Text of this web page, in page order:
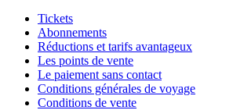
Tickets
Abonnements
Réductions et tarifs avantageux
Les points de vente
Le paiement sans contact
Conditions générales de voyage
Conditions de vente